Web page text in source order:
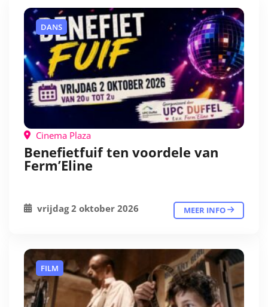
DANS
Cinema Plaza
Benefietfuif ten voordele van
Ferm’Eline
vrijdag 2 oktober 2026 MEER INFO
FILM